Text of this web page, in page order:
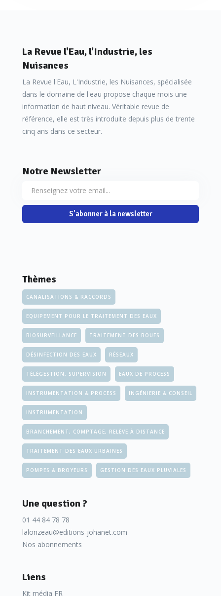
La Revue l'Eau, l'Industrie, les
Nuisances
La Revue l'Eau, L'Industrie, les Nuisances, spécialisée
dans le domaine de l'eau propose chaque mois une
information de haut niveau. Véritable revue de
référence, elle est très introduite depuis plus de trente
cinq ans dans ce secteur.
Notre Newsletter
S'abonner à la newsletter
Thèmes
CANALISATIONS & RACCORDS
EQUIPEMENT POUR LE TRAITEMENT DES EAUX
BIOSURVEILLANCE TRAITEMENT DES BOUES
DÉSINFECTION DES EAUX RÉSEAUX
TÉLÉGESTION, SUPERVISION EAUX DE PROCESS
INSTRUMENTATION & PROCESS INGÉNIERIE & CONSEIL
INSTRUMENTATION
BRANCHEMENT, COMPTAGE, RELÈVE À DISTANCE
TRAITEMENT DES EAUX URBAINES
POMPES & BROYEURS GESTION DES EAUX PLUVIALES
Une question ?
01 44 84 78 78
lalonzeau@editions-johanet.com
Nos abonnements
Liens
Kit média FR